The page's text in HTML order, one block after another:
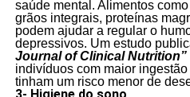
saúde mental. Alimentos
grãos integrais, proteínas
podem ajudar a regular o
depressivos. Um estudo
Journal of Clinical Nutrition”
indivíduos com maior
tinham um risco menor de
3- Higiene do sono